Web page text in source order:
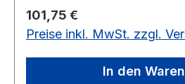
Regulärer Preis:
101,75 €
Preise inkl. MwSt. zzgl.
In den